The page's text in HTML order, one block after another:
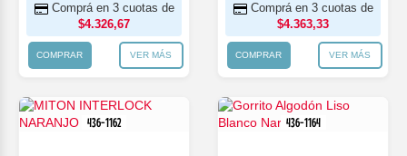
Comprá en 3 cuotas de
$4.326,67
COMPRAR VER MÁS
Comprá en 3 cuotas de
$4.363,33
COMPRAR VER MÁS
436-1162 436-1164